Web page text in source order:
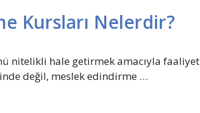
Kursları Nelerdir?
nitelikli hale getirmek amacıyla faaliyet
değil, meslek edindirme …